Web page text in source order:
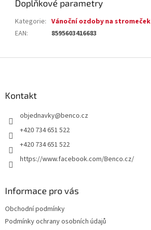
Doplňkové parametry
Kategorie: Vánoční ozdoby na stromeček
EAN: 8595603416683
Kontakt
objednavky@benco.cz
+420 734 651 522
+420 734 651 522
https://www.facebook.com/Benco.cz/
Informace pro vás
Obchodní podmínky
Podmínky ochrany osobních údajů